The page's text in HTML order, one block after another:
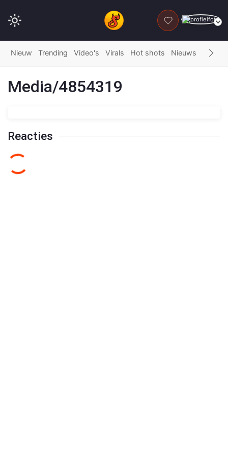
DONEER
Nieuw Trending Video's Virals Hot shots Nieuws Fails
Media/4854319
Reacties